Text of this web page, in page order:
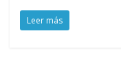
Leer más